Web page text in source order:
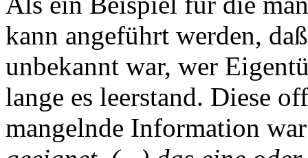
kann angeführt werden,
unbekannt war, wer
lange es leerstand. Diese
mangelnde Information